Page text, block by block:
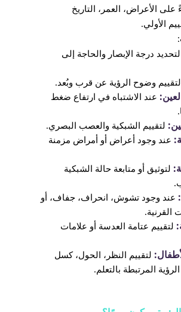
الأعراض، العمر، التاريخ
الأولي.
لتحديد درجة الإبصار والحاجة إلى
لتقييم وضوح الرؤية عن قرب وبُعد.
عند الاشتباه في ارتفاع ضغط
لتقييم الشبكية والعصب البصري.
عند وجود أعراض أو أمراض مزمنة
لتوثيق أو متابعة حالة الشبكية
عند وجود تشوش، انحراف، جفاف، أو
القرنية.
لتقييم عتامة العدسة أو علامات
لتقييم النظر، الحول، كسل
المرتبطة بالتعلم.